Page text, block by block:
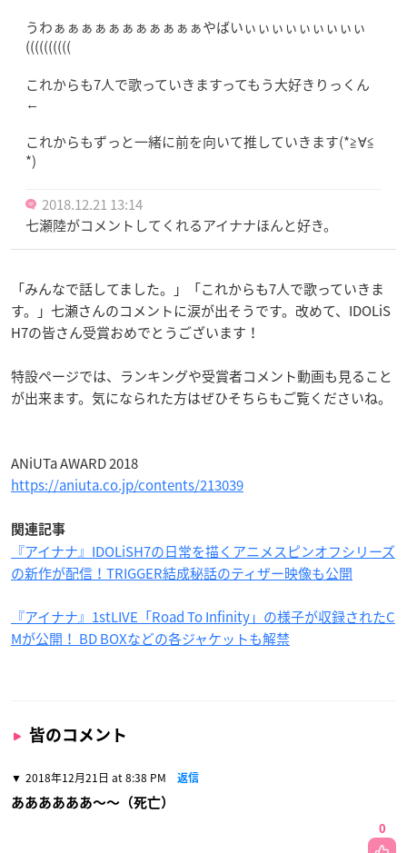
うわぁぁぁぁぁぁぁぁぁぁぁやばいぃぃぃぃぃぃぃぃぃ
((((((((((
これからも7人で歌っていきますってもう大好きりっくん
←
これからもずっと一緒に前を向いて推していきます(*≧∀≦
*)
2018.12.21 13:14
七瀬陸がコメントしてくれるアイナナほんと好き。
「みんなで話してました。」「これからも7人で歌っていきま
す。」七瀬さんのコメントに涙が出そうです。改めて、IDOLiS
H7の皆さん受賞おめでとうございます！
特設ページでは、ランキングや受賞者コメント動画も見ること
が出来ます。気になられた方はぜひそちらもご覧くださいね。
ANiUTa AWARD 2018
https://aniuta.co.jp/contents/213039
関連記事
『アイナナ』IDOLiSH7の日常を描くアニメスピンオフシリーズ
の新作が配信！TRIGGER結成秘話のティザー映像も公開
『アイナナ』1stLIVE「Road To Infinity」の様子が収録されたC
Mが公開！ BD BOXなどの各ジャケットも解禁
皆のコメント
2018年12月21日 at 8:38 PM 返信
ああああああ〜〜（死亡）
0